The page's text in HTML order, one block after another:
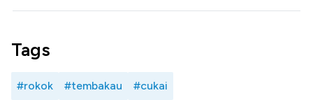
Tags
#rokok #tembakau #cukai